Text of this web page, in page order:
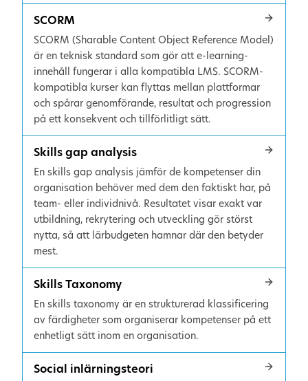
SCORM
SCORM (Sharable Content Object Reference Model)
är en teknisk standard som gör att e-learning-
innehåll fungerar i alla kompatibla LMS. SCORM-
kompatibla kurser kan flyttas mellan plattformar
och spårar genomförande, resultat och progression
på ett konsekvent och tillförlitligt sätt.
Skills gap analysis
En skills gap analysis jämför de kompetenser din
organisation behöver med dem den faktiskt har, på
team- eller individnivå. Resultatet visar exakt var
utbildning, rekrytering och utveckling gör störst
nytta, så att lärbudgeten hamnar där den betyder
mest.
Skills Taxonomy
En skills taxonomy är en strukturerad klassificering
av färdigheter som organiserar kompetenser på ett
enhetligt sätt inom en organisation.
Social inlärningsteori